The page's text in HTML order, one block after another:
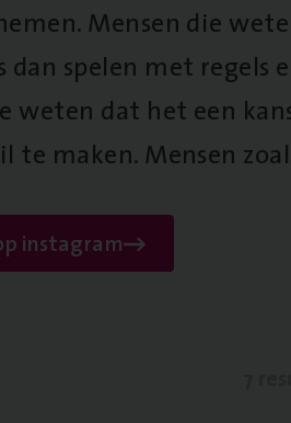
Mensen die
dan spelen met regels
weten dat het een
te maken. Mensen
instagram